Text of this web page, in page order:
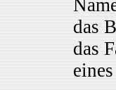
das
das